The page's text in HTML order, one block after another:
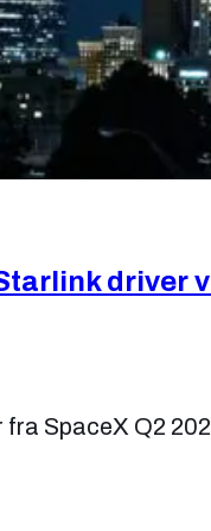
driver
fra SpaceX Q2